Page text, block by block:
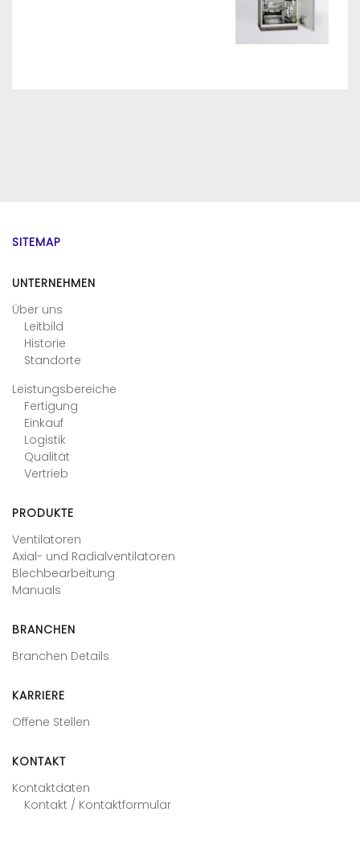
SITEMAP
UNTERNEHMEN
Über uns
Leitbild
Historie
Standorte
Leistungsbereiche
Fertigung
Einkauf
Logistik
Qualität
Vertrieb
PRODUKTE
Ventilatoren
Axial- und Radialventilatoren
Blechbearbeitung
Manuals
BRANCHEN
Branchen Details
KARRIERE
Offene Stellen
KONTAKT
Kontaktdaten
Kontakt / Kontaktformular